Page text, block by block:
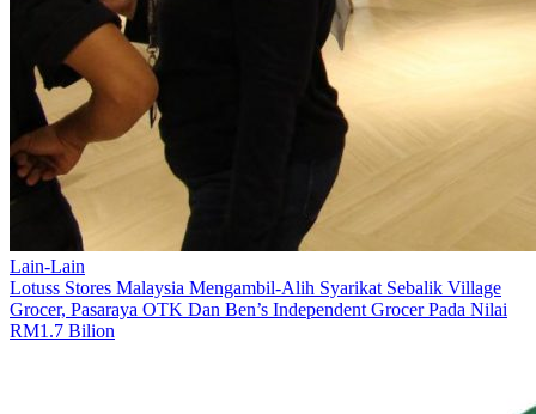
Lain-Lain
Lotuss Stores Malaysia Mengambil-Alih Syarikat Sebalik Village
Grocer, Pasaraya OTK Dan Ben’s Independent Grocer Pada Nilai
RM1.7 Bilion